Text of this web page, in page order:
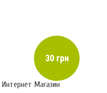
30 грн
Интернет Магазин